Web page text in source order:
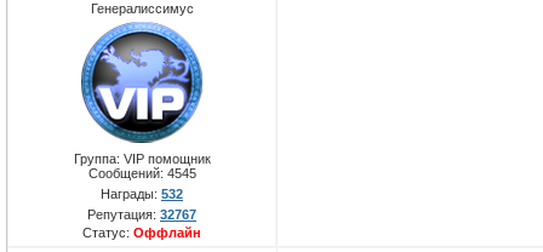
Генералиссимус
Группа: VIP помощник
Сообщений: 4545
Награды: 532
Репутация: 32767
Статус: Оффлайн